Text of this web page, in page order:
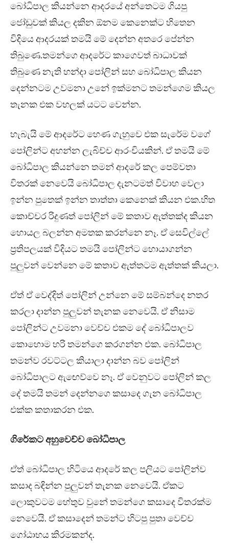
බෝධිපාල කියන්නෙ ආදරයේ අන්තෙටම ගියපු
ජෝඩුවක් කියල දකින ඕනම කෙනෙක්ට හිතෙන
විදියෙ ආදරයක් තමයි මේ දෙන්න අතරෙ පේන්න
තිබුණෙ.තමන්ගෙ ආදරේට කාගෙවත් බාධාවක්
තිබුණෙ නැති හන්දා පෝලින් සහ බෝධිපාල කියන
දෙන්නටම උවමනා උනේ ඉක්මනට තමන්ගෙම කියල
තැනක එක වහලක් යටට වෙන්න.
හැබැයි මේ ආදරේට හෙණ ගැහුවෙ එක සැරේම වගේ
පෝලින්ට අහන්න ලැබිච්ච ආරංචියකින්. ඒ තමයි මේ
බෝධිපාල කියන්නෙ තමන් ආදරේ කල පෙම්වතා
විතරක් නෙවෙයි බෝධිපාල දැනටමත් විවාහ වෙලා
ඉන්න පුතෙක් ඉන්න තාත්තා කෙනෙක් කියන එක.හිත
කොච්චර රිදුණත් පෝලින් මේ කතාව ඇත්තක්ද කියන
හොයල බලන්න අමතක කරන්නෙ නෑ. ඒ සෙවිල්ලේ
ප්‍රතිපලයක් විදියට තමයි පෝලින්ට හොයාගන්න
පුලුවන් වෙන්නෙ මේ කතාව ඇත්තටම ඇත්තක් කියලා.
ඒත් ඒ වෙද්දිත් පෝලින් උන්නෙ මේ සම්බන්දෙ නතර
කරලා දාන්න පුලුවන් තැනක නෙවෙයි. ඒ නිසාම
පෝලින්ට උවමනා වෙච්ච එකම දේ බෝධිපාලව
කොහොම හරි තමන්ගෙ කරගන්න එක. බෝධිපාල
තමන්ව රවට්ටල කියාලා දාන්න බව පෝලින්
බෝධිපාලට ඇඟෙව්වෙ නෑ. ඒ වෙනුවට පෝලින් කල
දේ තමයි තමන් දෙන්නගෙ කසාදෙ ගැන බෝධිපාල
එක්ක කතාකරන එක.
ගිරේකට අහුවෙච්ච බෝධිපාල
ඒත් බෝධිපාල හිටියෙ ආදරේ කල පලියට පෝලින්ව
කසාද බඳින්න පුලුවන් තැනක නෙවෙයි. ඒකට
ලොකුවටම හේතුව වුනේ තමන්ගෙ කසාදෙ විතරක්ම
නෙවෙයි. ඒ කසාදෙන් තමන්ට හිටපු පුතා වෙච්ච
ගෝඨාභය කිරමකන්ද.